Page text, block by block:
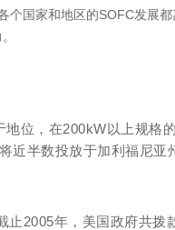
个国家和地区的SOFC发展
位，在200kW以上规
近半数投放于加利福尼亚
2005年，美国政府共拨